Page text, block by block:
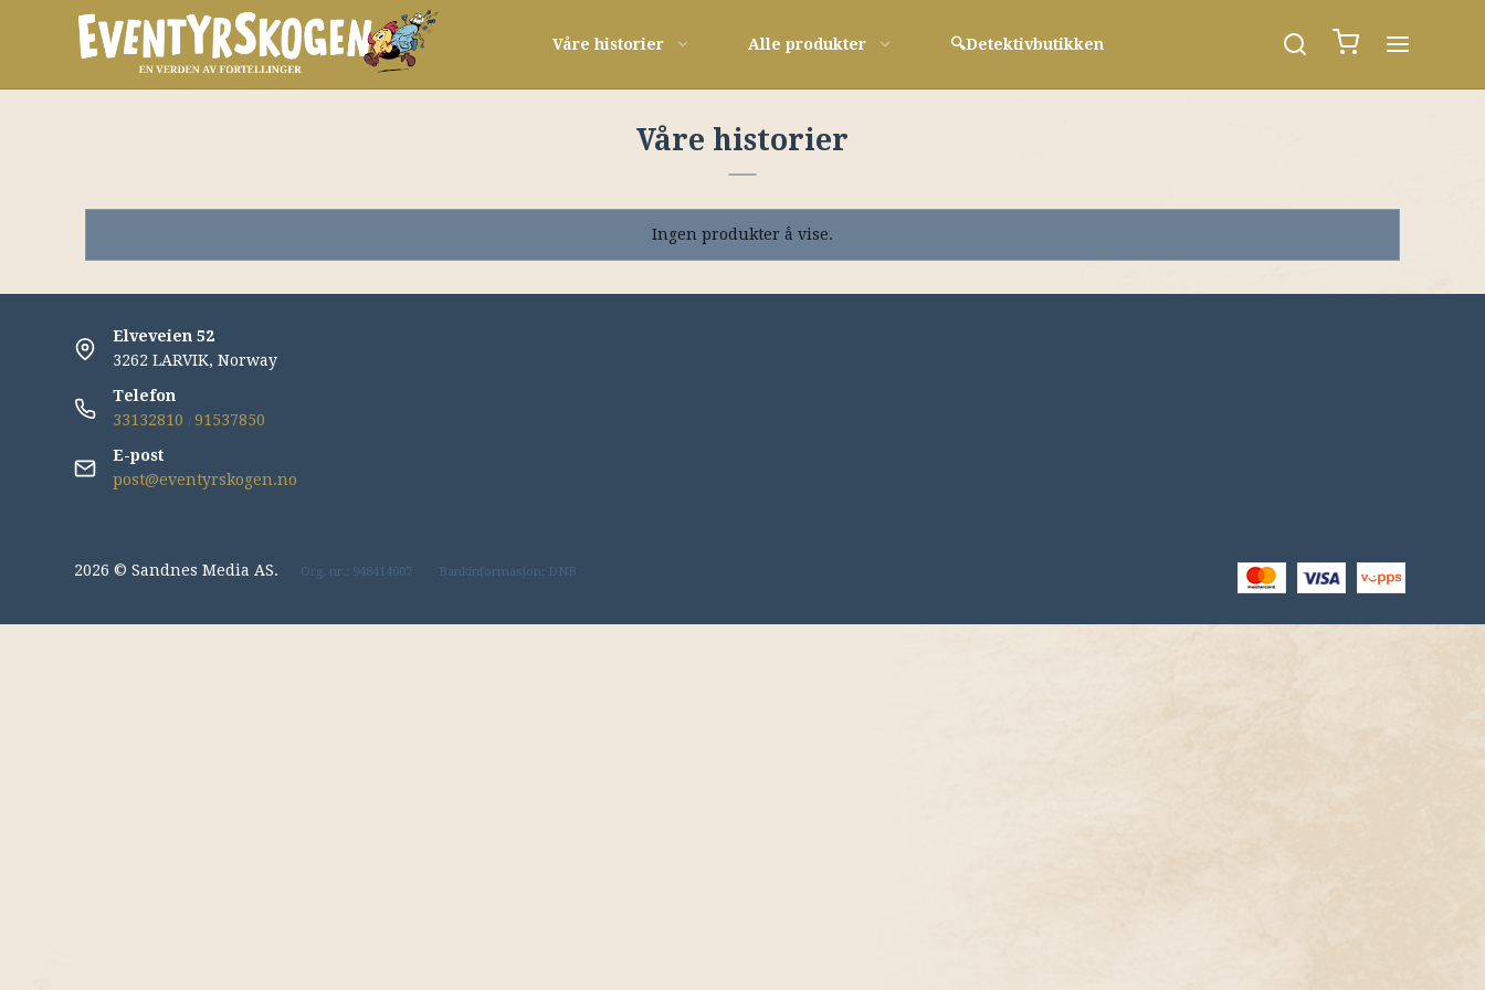
Våre historier Alle produkter 🔍Detektivbutikken
Våre historier
Ingen produkter å vise.
Elveveien 52
3262 LARVIK, Norway
Telefon
33132810
/91537850
E-post
post@eventyrskogen.no
2026 © Sandnes Media AS. Org. nr.: 948414007 Bankinformasjon: DNB